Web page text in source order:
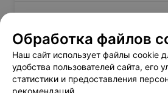
Вам будет интересно
Обработка файлов
Наш сайт использует файлы cookie
удобства пользователей сайта, его
статистики и предоставления
рекомендаций.